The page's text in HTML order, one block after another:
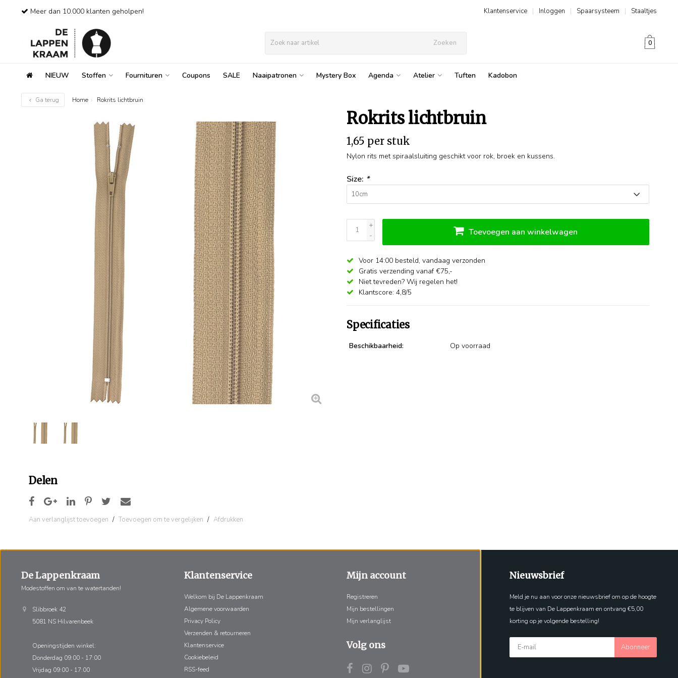
Meer dan 10.000 klanten geholpen! Staaltjes
|
Spaarsysteem
|
Inloggen
|
Klantenservice
Zoeken 0
NIEUW Stoffen Fournituren Coupons SALE Naaipatronen Mystery Box Agenda Atelier Tuften Kadobon
Ga terug Home Rokrits lichtbruin
Delen
Aan verlanglijst toevoegen / Toevoegen om te vergelijken / Afdrukken
Rokrits lichtbruin
1,65 per stuk
Nylon rits met spiraalsluiting geschikt voor rok, broek en kussens.
Size: *
+
-
Toevoegen aan winkelwagen
Voor 14:00 besteld, vandaag verzonden
Gratis verzending vanaf €75,-
Niet tevreden? Wij regelen het!
Klantscore: 4,8/5
Specificaties
Beschikbaarheid: Op voorraad
De Lappenkraam
Modestoffen om van te watertanden!
Slibbroek 42
5081 NS Hilvarenbeek
Openingstijden winkel:
Donderdag 09:00 - 17:00
Vrijdag 09:00 - 17:00
Klantenservice
Welkom bij De Lappenkraam
Algemene voorwaarden
Privacy Policy
Verzenden & retourneren
Klantenservice
Cookiebeleid
RSS-feed
Mijn account
Registreren
Mijn bestellingen
Mijn verlanglijst
Volg ons
Nieuwsbrief
Meld je nu aan voor onze nieuwsbrief om op de hoogte
te blijven van De Lappenkraam en ontvang €5,00
korting op je volgende bestelling!
Abonneer